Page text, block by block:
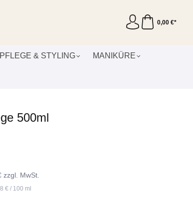
0,00 €*
& STYLING MANIKÜRE
500ml
zzgl. MwSt.
€ / 100 ml